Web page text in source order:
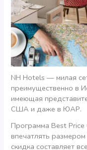
NH Hotels — милая
преимущественно в
имеющая
США и даже в ЮАР.
Программа Best
впечатлять
скидка составляет